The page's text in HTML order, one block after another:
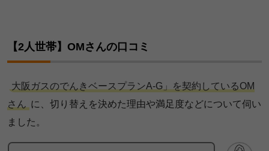
総合満足度
電気料金の安さ
特典・付帯サービス
【2人世帯】OMさんの口コミ
大阪ガスのでんきベースプランA-G」を契約しているOM
さん に、切り替えを決めた理由や満足度などについて伺い
ました。